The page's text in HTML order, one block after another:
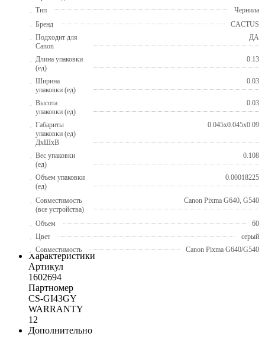
Тип
Чернила
Бренд
CACTUS
Подходит для
Canon
ДА
Длина упаковки
(ед)
0.13
Ширина
упаковки (ед)
0.03
Высота
упаковки (ед)
0.03
Габариты
упаковки (ед)
ДхШхВ
0.045x0.045x0.09
Вес упаковки
(ед)
0.108
Объем упаковки
(ед)
0.00018225
Совместимость
(все устройства)
Canon Pixma G640, G540
Объем
60
Цвет
серый
Совместимость
Canon Pixma G640/G540
Характеристики
Артикул
1602694
Партномер
CS-GI43GY
WARRANTY
12
Дополнительно